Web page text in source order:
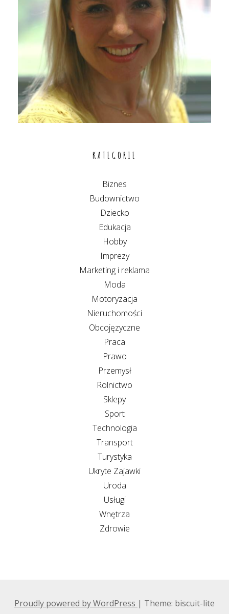
KATEGORIE
Biznes
Budownictwo
Dziecko
Edukacja
Hobby
Imprezy
Marketing i reklama
Moda
Motoryzacja
Nieruchomości
Obcojęzyczne
Praca
Prawo
Przemysł
Rolnictwo
Sklepy
Sport
Technologia
Transport
Turystyka
Ukryte Zajawki
Uroda
Usługi
Wnętrza
Zdrowie
Proudly powered by WordPress | Theme: biscuit-lite